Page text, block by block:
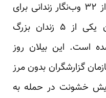
۲۰۱۴ با ۱۹ روزنامه‌نگار و بیش از ۳۲ وب‌نگار زندانی برای
چندمین سال پیاپی به عنوان یکی از ۵ زندان بزرگ
است. این بیلان روز
سازمان گزارشگران بدون مرز
خشونت در حمله به